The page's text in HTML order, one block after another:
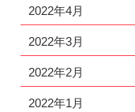
2022年4月
2022年3月
2022年2月
2022年1月